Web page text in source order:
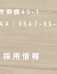
御請45-1
： 0547-35-
採用情報